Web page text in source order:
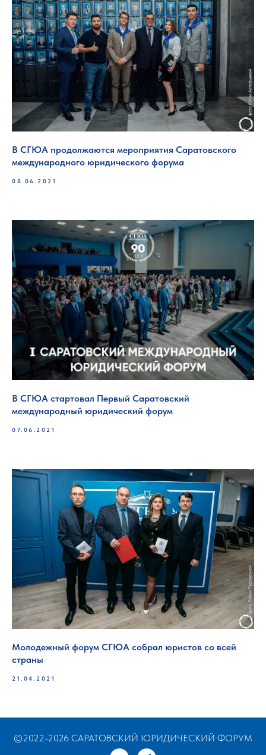
В СГЮА продолжаются мероприятия Саратовского
международного юридического форума
08.06.2021
В СГЮА стартовал Первый Саратовский
международный юридический форум
07.06.2021
Молодежный форум СГЮА собрал юристов со всей
страны
21.04.2021
©2022-2026 САРАТОВСКИЙ ЮРИДИЧЕСКИЙ ФОРУМ